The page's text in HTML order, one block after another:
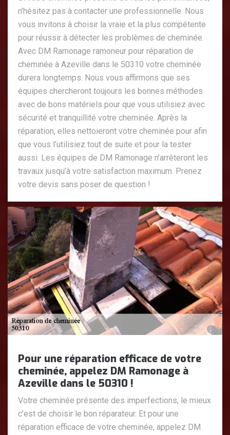
n’hésitez pas à contacter une professionnelle. Nous
vous invitons à choisir la vraie et la plus compétente
pour réussir à détecter les problèmes de cheminée.
Avec DM Ramonage ramoneur pour réparation de
cheminée à Azeville dans le 50310 votre cheminée
durera longtemps. Nous vous affirmons que ses
équipes chercheront toujours les bonnes méthodes
avec de bons matériels pour que vous utilisiez avec
sécurité et tranquillité votre cheminée. Après la
réparation, elles nettoieront votre cheminée pour afin
que vous l’utilisiez tout de suite et pour la tester
aussi. Les équipes de DM Ramonage n’arrêteront les
travaux jusqu’à votre satisfaction maximum. Prenez
votre devis sans poser de question !
Pour une réparation efficace de votre
cheminée, appelez DM Ramonage à
Azeville dans le 50310 !
Votre cheminée présente des imperfections, le mieux
c’est de choisir le bon réparateur. Et pour une
réparation efficace de votre cheminée, appelez DM